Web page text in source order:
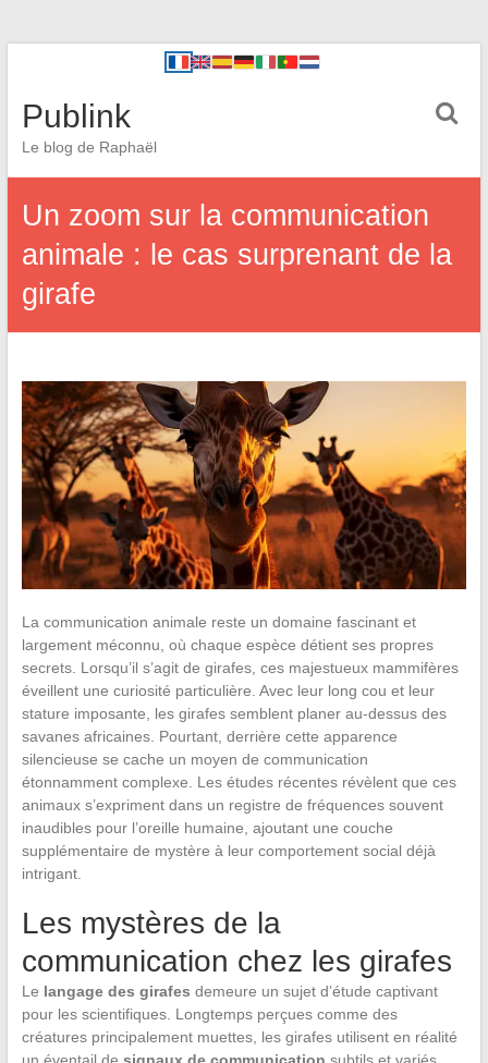
Publink
Le blog de Raphaël
Un zoom sur la communication
animale : le cas surprenant de la
girafe
La communication animale reste un domaine fascinant et
largement méconnu, où chaque espèce détient ses propres
secrets. Lorsqu’il s’agit de girafes, ces majestueux mammifères
éveillent une curiosité particulière. Avec leur long cou et leur
stature imposante, les girafes semblent planer au-dessus des
savanes africaines. Pourtant, derrière cette apparence
silencieuse se cache un moyen de communication
étonnamment complexe. Les études récentes révèlent que ces
animaux s’expriment dans un registre de fréquences souvent
inaudibles pour l’oreille humaine, ajoutant une couche
supplémentaire de mystère à leur comportement social déjà
intrigant.
Les mystères de la
communication chez les girafes
Le langage des girafes demeure un sujet d’étude captivant
pour les scientifiques. Longtemps perçues comme des
créatures principalement muettes, les girafes utilisent en réalité